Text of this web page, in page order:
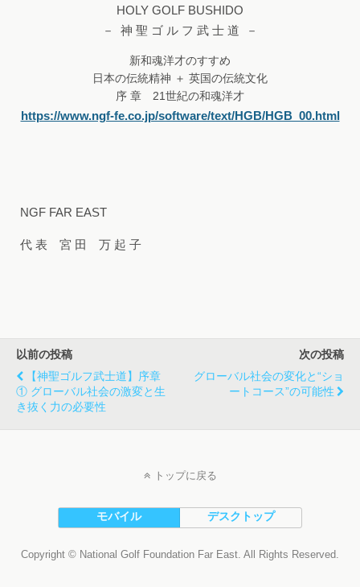
HOLY GOLF BUSHIDO
－ 神 聖 ゴ ル フ 武 士 道 －
新和魂洋才のすすめ
日本の伝統精神 ＋ 英国の伝統文化
序 章 21世紀の和魂洋才
https://www.ngf-fe.co.jp/software/text/HGB/HGB_00.html
NGF FAR EAST
代 表 宮 田 万 起 子
以前の投稿
【神聖ゴルフ武士道】序章
① グローバル社会の激変と生
き抜く力の必要性
次の投稿
グローバル社会の変化と“ショ
ートコース”の可能性
トップに戻る
モバイル デスクトップ
Copyright © National Golf Foundation Far East. All Rights Reserved.